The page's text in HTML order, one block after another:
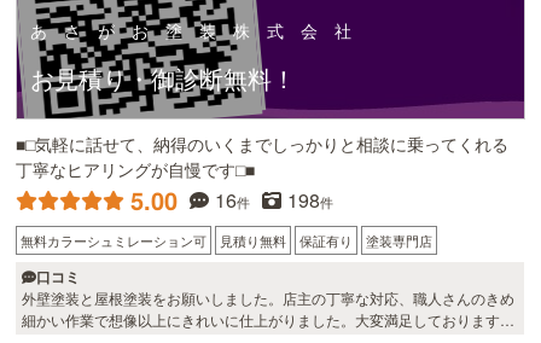
あ さ が お 塗 装 株 式 会 社
お見積り・御診断無料！
■□気軽に話せて、納得のいくまでしっかりと相談に乗ってくれる
丁寧なヒアリングが自慢です□■
5.00 16件 198件
無料カラーシュミレーション可 見積り無料 保証有り 塗装専門店
口コミ
外壁塗装と屋根塗装をお願いしました。店主の丁寧な対応、職人さんのきめ
細かい作業で想像以上にきれいに仕上がりました。大変満足しております。